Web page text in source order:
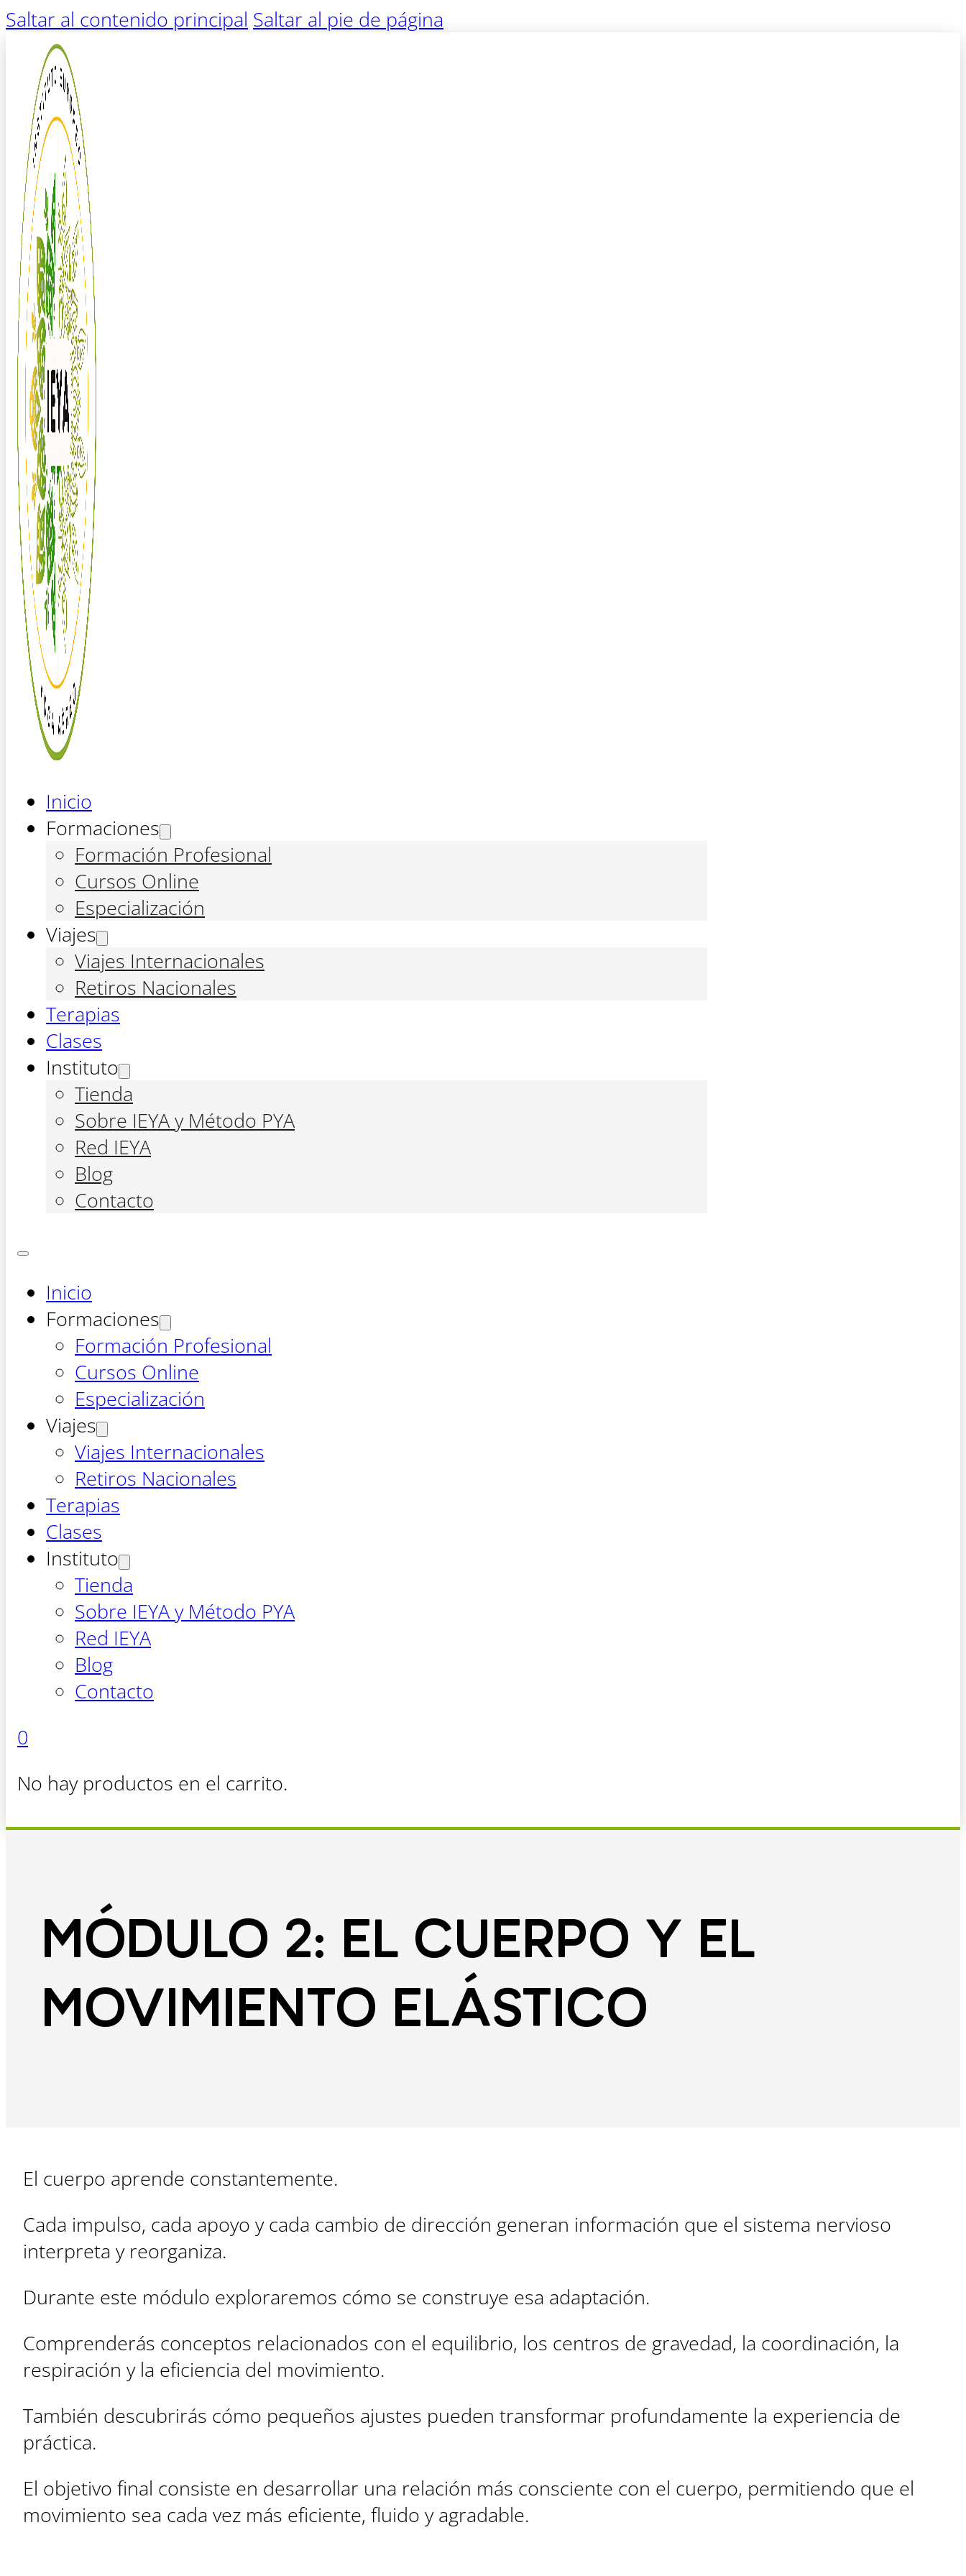
Saltar al contenido principal Saltar al pie de página
Inicio
Formaciones
Formación Profesional
Cursos Online
Especialización
Viajes
Viajes Internacionales
Retiros Nacionales
Terapias
Clases
Instituto
Tienda
Sobre IEYA y Método PYA
Red IEYA
Blog
Contacto
Inicio
Formaciones
Formación Profesional
Cursos Online
Especialización
Viajes
Viajes Internacionales
Retiros Nacionales
Terapias
Clases
Instituto
Tienda
Sobre IEYA y Método PYA
Red IEYA
Blog
Contacto
0
No hay productos en el carrito.
MÓDULO 2: EL CUERPO Y EL
MOVIMIENTO ELÁSTICO
El cuerpo aprende constantemente.
Cada impulso, cada apoyo y cada cambio de dirección generan información que el sistema nervioso
interpreta y reorganiza.
Durante este módulo exploraremos cómo se construye esa adaptación.
Comprenderás conceptos relacionados con el equilibrio, los centros de gravedad, la coordinación, la
respiración y la eficiencia del movimiento.
También descubrirás cómo pequeños ajustes pueden transformar profundamente la experiencia de
práctica.
El objetivo final consiste en desarrollar una relación más consciente con el cuerpo, permitiendo que el
movimiento sea cada vez más eficiente, fluido y agradable.